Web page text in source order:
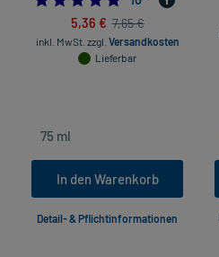
5,36 € 7,65 €
inkl. MwSt. zzgl. Versandkosten
Lieferbar
In den Warenkorb
Detail- & Pflichtinformationen